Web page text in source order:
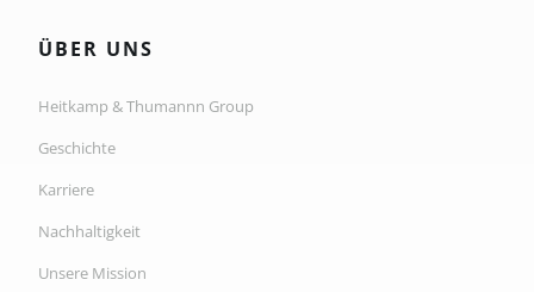
ÜBER UNS
Heitkamp & Thumannn Group
Geschichte
Karriere
Nachhaltigkeit
Unsere Mission